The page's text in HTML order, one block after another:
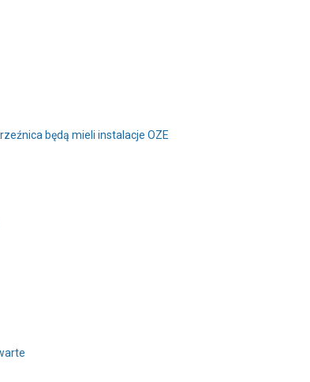
będą mieli instalacje OZE